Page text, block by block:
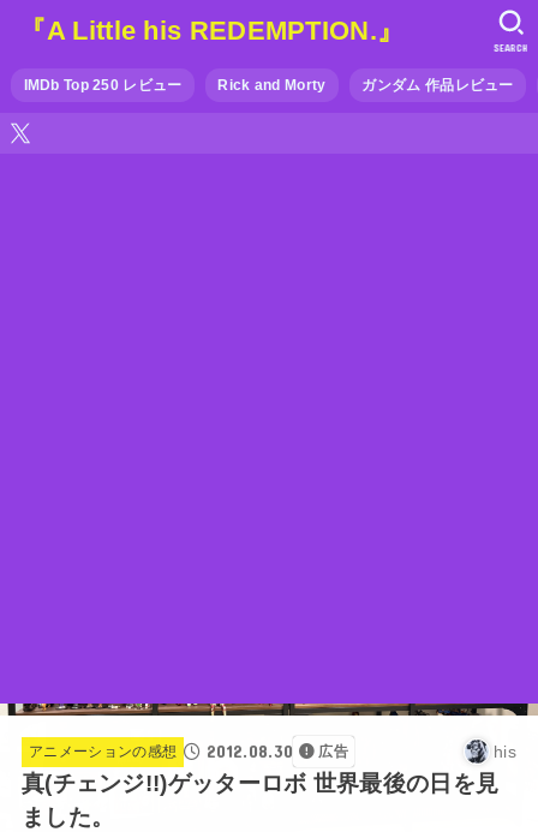
『A Little his REDEMPTION.』
IMDb Top 250 レビュー Rick and Morty ガンダム 作品レビュー
SEARCH
アニメーションの感想 2012.08.30 広告 his
真(チェンジ!!)ゲッターロボ 世界最後の日を見
ました。